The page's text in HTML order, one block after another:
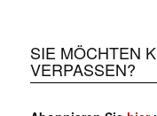
SIE MÖCHTEN
VERPASSEN?